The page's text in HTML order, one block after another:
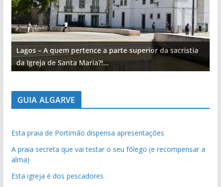
Lagos – A quem pertence a parte superior da sacristia
da Igreja de Santa Maria?!…
GUIA ALGARVE
Esta praia de Portimão dispensa apresentações
A praia secreta que vai testar o seu fôlego (e recompensar a
alma)
Esta igreja é dos pescadores